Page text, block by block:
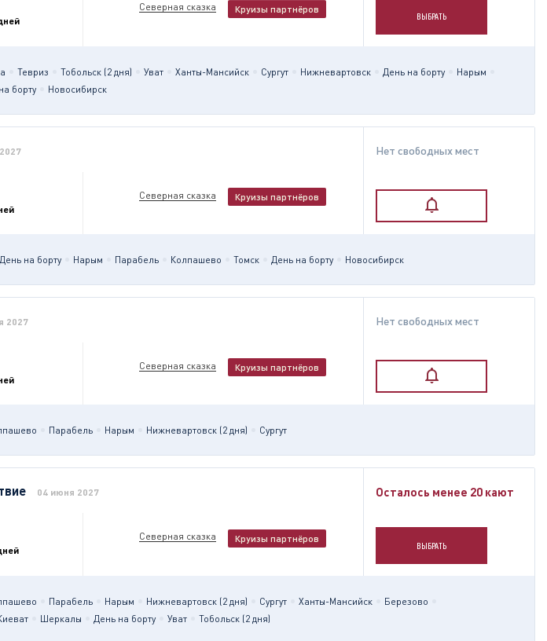
Северная сказка Круизы партнёров
ВЫБРАТЬ
Тевриз Тобольск (2 дня) Уват Ханты-Мансийск Сургут Нижневартовск День на борту
Нарым
борту Новосибирск
Северная сказка Круизы партнёров
Нет свободных мест
День на борту Нарым Парабель Колпашево Томск День на борту Новосибирск
2027
Северная сказка Круизы партнёров
Нет свободных мест
Парабель Нарым Нижневартовск (2 дня) Сургут
04 июня 2027
Северная сказка Круизы партнёров
Осталось менее 20 кают
ВЫБРАТЬ
Парабель Нарым Нижневартовск (2 дня) Сургут Ханты-Мансийск
Березово
Шеркалы День на борту Уват Тобольск (2 дня)